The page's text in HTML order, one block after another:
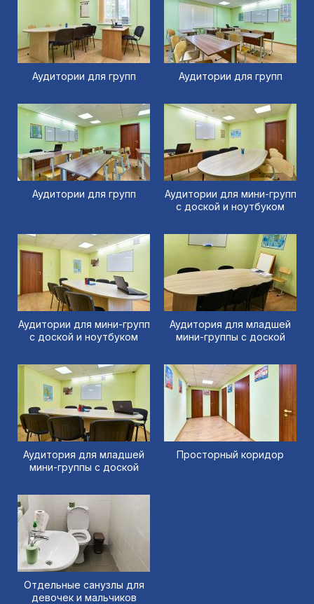
Аудитории для групп Аудитории для групп
Аудитории для групп
Аудитории для мини-групп
с доской и ноутбуком
Аудитории для мини-групп
с доской и ноутбуком
Аудитория для младшей
мини-группы с доской
Аудитория для младшей
мини-группы с доской
Просторный коридор
Отдельные санузлы для
девочек и мальчиков